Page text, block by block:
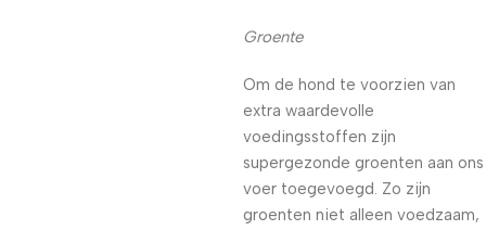
Groente
Om de hond te voorzien van
extra waardevolle
voedingsstoffen zijn
supergezonde groenten aan ons
voer toegevoegd. Zo zijn
groenten niet alleen voedzaam,